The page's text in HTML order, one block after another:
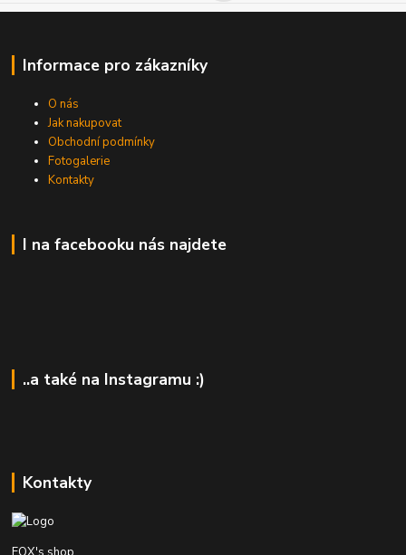
Informace pro zákazníky
O nás
Jak nakupovat
Obchodní podmínky
Fotogalerie
Kontakty
I na facebooku nás najdete
..a také na Instagramu :)
Kontakty